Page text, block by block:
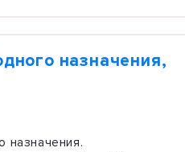
назначения,
назначения.